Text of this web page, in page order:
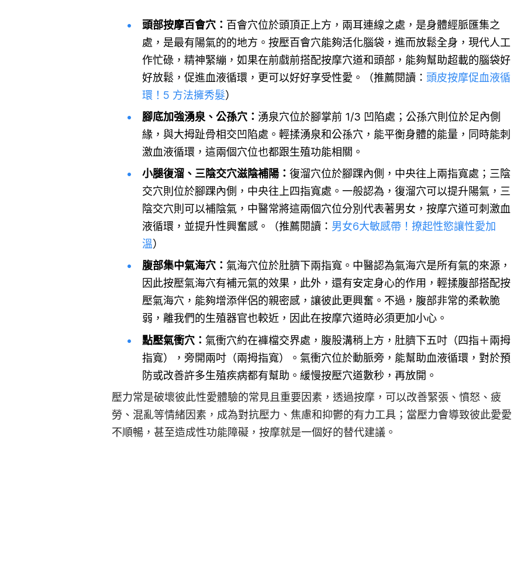
頭部按摩百會穴： 百會穴位於頭頂正上方，兩耳連線之處，是身體經脈匯集之
處，是最有陽氣的的地方。按壓百會穴能夠活化腦袋，進而放鬆全身，現代人工
作忙碌，精神緊繃，如果在前戲前搭配按摩穴道和頭部，能夠幫助超載的腦袋好
好放鬆，促進血液循環，更可以好好享受性愛。（推薦閱讀： 頭皮按摩促血液循
環！5 方法擁秀髮）
腳底加強湧泉、公孫穴： 湧泉穴位於腳掌前 1/3 凹陷處；公孫穴則位於足內側
緣，與大拇趾骨相交凹陷處。輕揉湧泉和公孫穴，能平衡身體的能量，同時能刺
激血液循環，這兩個穴位也都跟生殖功能相關。
小腿復溜、三陰交穴滋陰補陽： 復溜穴位於腳踝內側，中央往上兩指寬處；三陰
交穴則位於腳踝內側，中央往上四指寬處。一般認為，復溜穴可以提升陽氣，三
陰交穴則可以補陰氣，中醫常將這兩個穴位分別代表著男女，按摩穴道可刺激血
液循環，並提升性興奮感。（推薦閱讀： 男女6大敏感帶！撩起性慾讓性愛加
溫）
腹部集中氣海穴： 氣海穴位於肚臍下兩指寬。中醫認為氣海穴是所有氣的來源，
因此按壓氣海穴有補元氣的效果，此外，還有安定身心的作用，輕揉腹部搭配按
壓氣海穴，能夠增添伴侶的親密感，讓彼此更興奮。不過，腹部非常的柔軟脆
弱，離我們的生殖器官也較近，因此在按摩穴道時必須更加小心。
點壓氣衝穴： 氣衝穴約在褲檔交界處，腹股溝稍上方，肚臍下五吋（四指＋兩拇
指寬），旁開兩吋（兩拇指寬）。氣衝穴位於動脈旁，能幫助血液循環，對於預
防或改善許多生殖疾病都有幫助。緩慢按壓穴道數秒，再放開。
壓力常是破壞彼此性愛體驗的常見且重要因素，透過按摩，可以改善緊張、憤怒、疲
勞、混亂等情緒因素，成為對抗壓力、焦慮和抑鬱的有力工具；當壓力會導致彼此愛愛
不順暢，甚至造成性功能障礙，按摩就是一個好的替代建議。